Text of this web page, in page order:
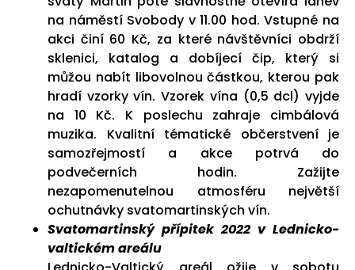
na náměstí Svobody v 11.00 hod. Vstupné na
akci činí 60 Kč, za které návštěvníci obdrží
sklenici, katalog a dobíjecí čip, který si
můžou nabít libovolnou částkou, kterou pak
hradí vzorky vín. Vzorek vína (0,5 dcl) vyjde
na 10 Kč. K poslechu zahraje cimbálová
muzika. Kvalitní tématické občerstvení je
samozřejmostí a akce potrvá do
podvečerních hodin. Zažijte
nezapomenutelnou atmosféru největší
ochutnávky svatomartinských vín.
Svatomartinský přípitek 2022 v Lednicko-
valtickém areálu